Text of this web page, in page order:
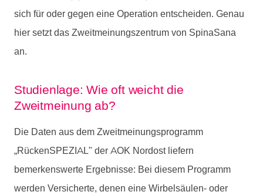
sich für oder gegen eine Operation entscheiden. Genau
hier setzt das Zweitmeinungszentrum von SpinaSana
an.
Studienlage: Wie oft weicht die
Zweitmeinung ab?
Die Daten aus dem Zweitmeinungsprogramm
„RückenSPEZIAL" der AOK Nordost liefern
bemerkenswerte Ergebnisse: Bei diesem Programm
werden Versicherte, denen eine Wirbelsäulen- oder